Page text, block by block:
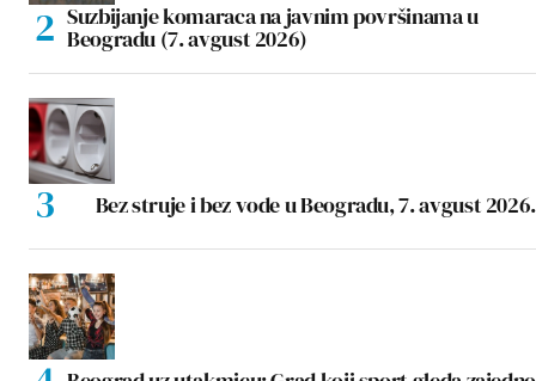
Suzbijanje komaraca na javnim površinama u
Beogradu (7. avgust 2026)
Bez struje i bez vode u Beogradu, 7. avgust 2026.